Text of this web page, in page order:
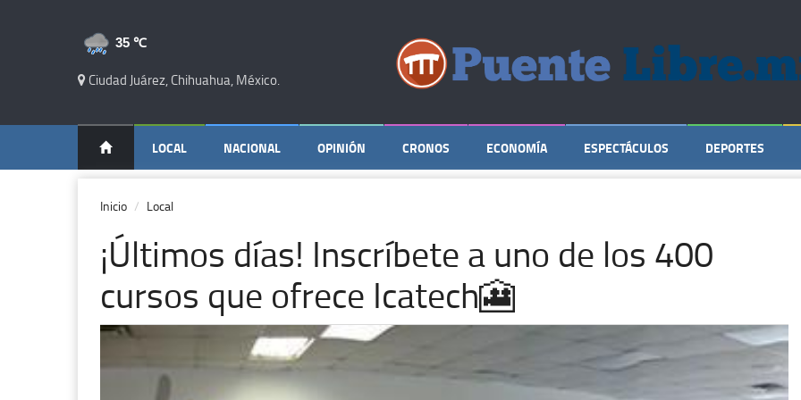
35 ℃
Ciudad Juárez, Chihuahua, México.
LOCAL NACIONAL OPINIÓN CRONOS ECONOMÍA ESPECTÁCULOS DEPORTES
Inicio Local
¡Últimos días! Inscríbete a uno de los 400
cursos que ofrece Icatech🎦